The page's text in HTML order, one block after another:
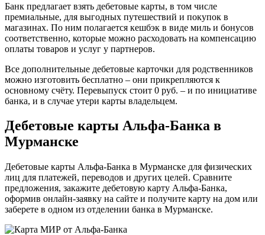
Банк предлагает взять дебетовые карты, в том числе
премиальные, для выгодных путешествий и покупок в
магазинах. По ним полагается кешбэк в виде миль и бонусов
соответственно, которые можно расходовать на компенсацию
оплаты товаров и услуг у партнеров.
Все дополнительные дебетовые карточки для родственников
можно изготовить бесплатно – они прикрепляются к
основному счёту. Перевыпуск стоит 0 руб. – и по инициативе
банка, и в случае утери карты владельцем.
Дебетовые карты Альфа-Банка в
Мурманске
Дебетовые карты Альфа-Банка в Мурманске для физических
лиц для платежей, переводов и других целей. Сравните
предложения, закажите дебетовую карту Альфа-Банка,
оформив онлайн-заявку на сайте и получите карту на дом или
заберете в одном из отделении банка в Мурманске.